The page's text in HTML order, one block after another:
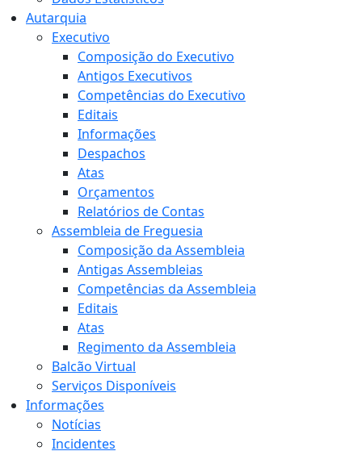
Autarquia
Executivo
Composição do Executivo
Antigos Executivos
Competências do Executivo
Editais
Informações
Despachos
Atas
Orçamentos
Relatórios de Contas
Assembleia de Freguesia
Composição da Assembleia
Antigas Assembleias
Competências da Assembleia
Editais
Atas
Regimento da Assembleia
Balcão Virtual
Serviços Disponíveis
Informações
Notícias
Incidentes